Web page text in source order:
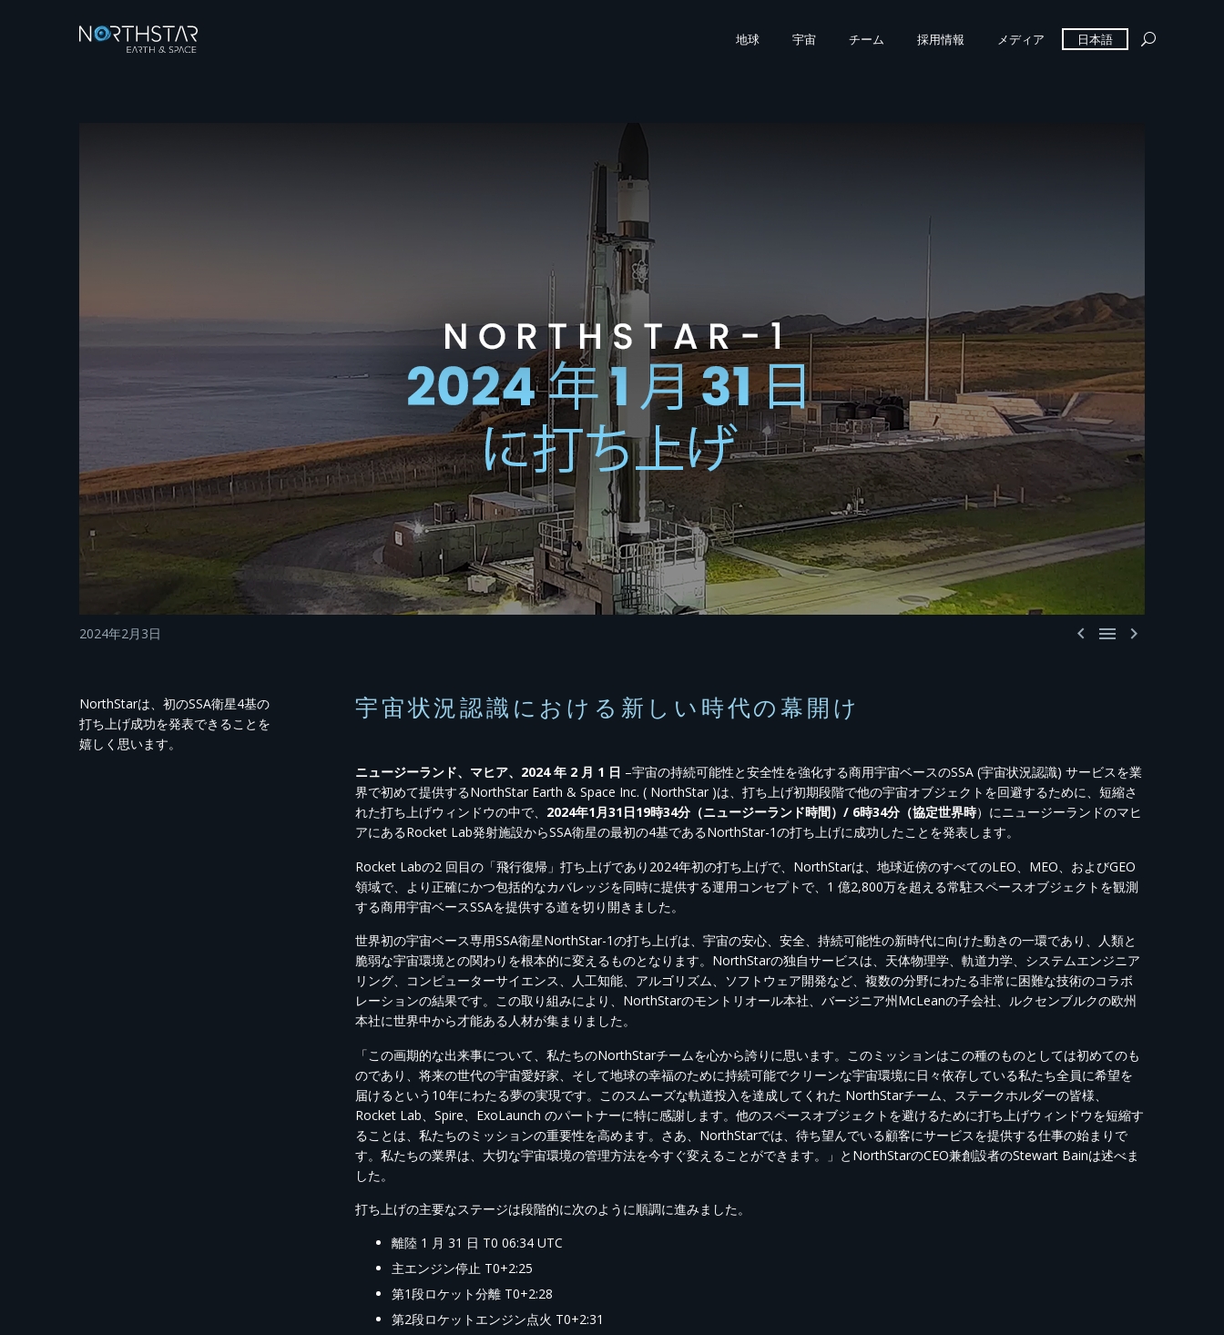
地球 宇宙 チーム 採用情報 メディア 日本語
  
2024年2月3日
NorthStarは、初のSSA衛星4基の
打ち上げ成功を発表できることを
嬉しく思います。
宇宙状況認識における新しい時代の幕開け
ニュージーランド、マヒア、2024 年 2 月 1 日 –宇宙の持続可能性と安全性を強化する商用宇宙ベースのSSA (宇宙状況認識) サービスを業
界で初めて提供するNorthStar Earth & Space Inc. ( NorthStar )は、打ち上げ初期段階で他の宇宙オブジェクトを回避するために、短縮さ
れた打ち上げウィンドウの中で、 2024年1月31日19時34分（ニュージーランド時間）/ 6時34分（協定世界時）にニュージーランドのマヒ
アにあるRocket Lab発射施設からSSA衛星の最初の4基であるNorthStar-1の打ち上げに成功したことを発表します。
Rocket Labの2 回目の「飛行復帰」打ち上げであり2024年初の打ち上げで、NorthStarは、地球近傍のすべてのLEO、MEO、およびGEO
領域で、より正確にかつ包括的なカバレッジを同時に提供する運用コンセプトで、1 億2,800万を超える常駐スペースオブジェクトを観測
する商用宇宙ベースSSAを提供する道を切り開きました。
世界初の宇宙ベース専用SSA衛星NorthStar-1の打ち上げは、宇宙の安心、安全、持続可能性の新時代に向けた動きの一環であり、人類と
脆弱な宇宙環境との関わりを根本的に変えるものとなります。NorthStarの独自サービスは、天体物理学、軌道力学、システムエンジニア
リング、コンピューターサイエンス、人工知能、アルゴリズム、ソフトウェア開発など、複数の分野にわたる非常に困難な技術のコラボ
レーションの結果です。この取り組みにより、NorthStarのモントリオール本社、バージニア州McLeanの子会社、ルクセンブルクの欧州
本社に世界中から才能ある人材が集まりました。
「この画期的な出来事について、私たちのNorthStarチームを心から誇りに思います。このミッションはこの種のものとしては初めてのも
のであり、将来の世代の宇宙愛好家、そして地球の幸福のために持続可能でクリーンな宇宙環境に日々依存している私たち全員に希望を
届けるという10年にわたる夢の実現です。このスムーズな軌道投入を達成してくれた NorthStarチーム、ステークホルダーの皆様、
Rocket Lab、Spire、ExoLaunch のパートナーに特に感謝します。他のスペースオブジェクトを避けるために打ち上げウィンドウを短縮す
ることは、私たちのミッションの重要性を高めます。さあ、NorthStarでは、待ち望んでいる顧客にサービスを提供する仕事の始まりで
す。私たちの業界は、大切な宇宙環境の管理方法を今すぐ変えることができます。」とNorthStarのCEO兼創設者のStewart Bainは述べま
した。
打ち上げの主要なステージは段階的に次のように順調に進みました。
離陸 1 月 31 日 T0 06:34 UTC
主エンジン停止 T0+2:25
第1段ロケット分離 T0+2:28
第2段ロケットエンジン点火 T0+2:31